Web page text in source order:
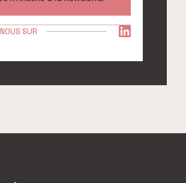
SUR